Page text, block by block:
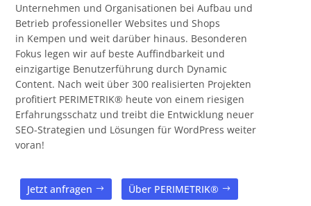
Unternehmen und Organisationen bei Aufbau und
Betrieb professioneller Websites und Shops
in Kempen und weit darüber hinaus. Besonderen
Fokus legen wir auf beste Auffindbarkeit und
einzigartige Benutzerführung durch Dynamic
Content. Nach weit über 300 realisierten Projekten
profitiert PERIMETRIK® heute von einem riesigen
Erfahrungsschatz und treibt die Entwicklung neuer
SEO-Strategien und Lösungen für WordPress weiter
voran!
Jetzt anfragen Über PERIMETRIK®